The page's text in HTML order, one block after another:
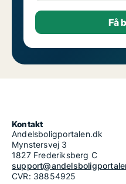
Kontakt
Andelsboligportalen.dk
Mynstersvej 3
1827 Frederiksberg C
CVR: 38854925